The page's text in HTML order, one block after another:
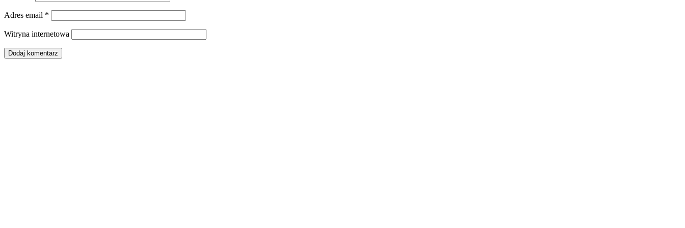
Adres email *
Witryna internetowa